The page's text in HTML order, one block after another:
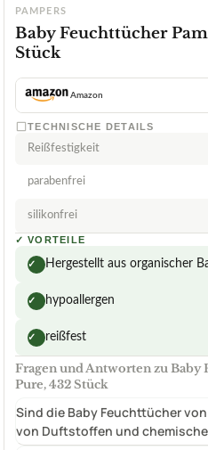
PAMPERS
Baby Feuchttücher
Stück
Amazon
TECHNISCHE DETAILS
Reißfestigkeit
parabenfrei
silikonfrei
✓ VORTEILE
✓ Hergestellt aus organischer
✓ hypoallergen
✓ reißfest
Fragen und Antworten zu Baby
Pure, 432 Stück
Sind die Baby Feuchttücher
von Duftstoffen und